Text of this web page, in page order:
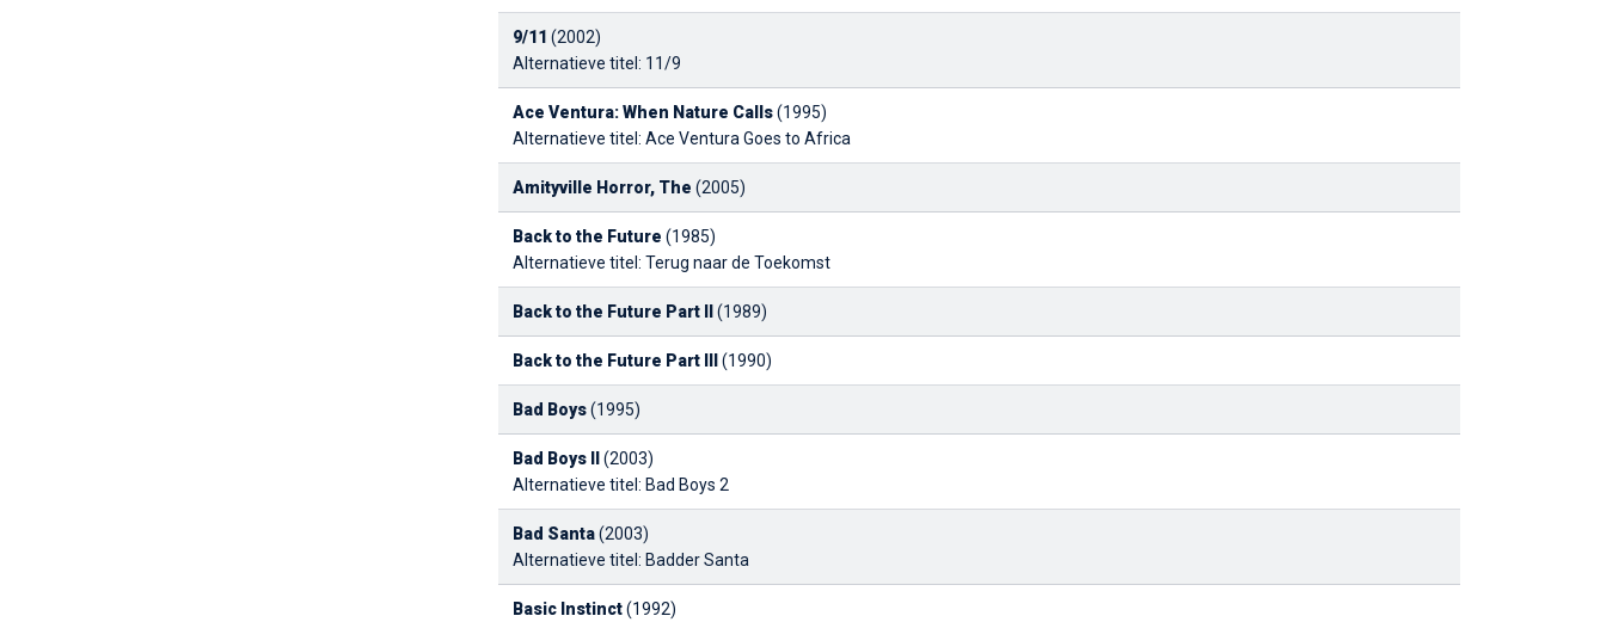
9/11 (2002)
Alternatieve titel: 11/9
Ace Ventura: When Nature Calls(1995)
Alternatieve titel: Ace Ventura Goes to Africa
Amityville Horror, The (2005)
Back to the Future (1985)
Alternatieve titel: Terug naar de Toekomst
Back to the Future Part II (1989)
Back to the Future Part III (1990)
Bad Boys(1995)
Bad Boys II
(2003)
Alternatieve titel: Bad Boys 2
Bad Santa(2003)
Alternatieve titel: Badder Santa
Basic Instinct(1992)